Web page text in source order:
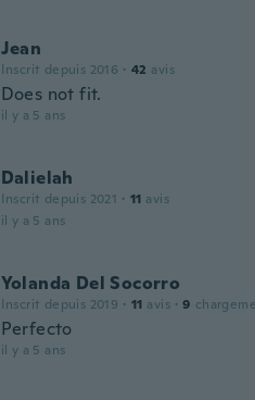
Jean
Inscrit depuis 2016 · 42 avis
Does not fit.
il y a 5 ans
Dalielah
Inscrit depuis 2021 · 11 avis
il y a 5 ans
Yolanda Del Socorro
Inscrit depuis 2019 · 11 avis · 9
Perfecto
il y a 5 ans